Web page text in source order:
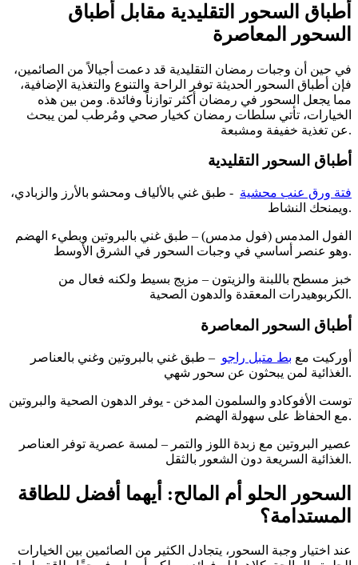
أطباق السحور التقليدية مقابل أطباق
السحور المعاصرة
في حين أن وجبات رمضان التقليدية قد دعمت أجيالاً من الصائمين،
فإن أطباق السحور الحديثة توفر الراحة والتنوع والتغذية الإضافية،
مما يجعل السحور في رمضان أكثر توازناً وفائدة. ومن بين هذه
الخيارات، تأتي سلطات رمضان كخيار صحي ومُرطب لمن يبحث
عن تغذية خفيفة ومشبعة.
أطباق السحور التقليدية
فتة ورق عنب محشية - طبق غني بالألياف ومحشو بالأرز والزبادي،
ويمنحك النشاط.
الفول المدمس (فول مدمس) – طبق غني بالبروتين وبطيء الهضم
وهو عنصر أساسي في وجبات السحور في الشرق الأوسط.
خبز مسطح باللبنة والزيتون – مزيج بسيط ولكنه فعال من
الكربوهيدرات المعقدة والدهون الصحية.
أطباق السحور المعاصرة
أوركيت مع بط متبل راجو – طبق غني بالبروتين وغني بالعناصر
الغذائية لمن يبحثون عن سحور شهي.
توست الأفوكادو والسلمون المدخن - يوفر الدهون الصحية والبروتين
مع الحفاظ على سهولة الهضم.
عصير البروتين مع زبدة اللوز والتمر – لمسة عصرية توفر العناصر
الغذائية السريعة دون الشعور بالثقل.
السحور الحلو أم المالح: أيهما أفضل للطاقة
المستدامة؟
عند اختيار وجبة السحور، يتجادل الكثير من الصائمين بين الخيارات